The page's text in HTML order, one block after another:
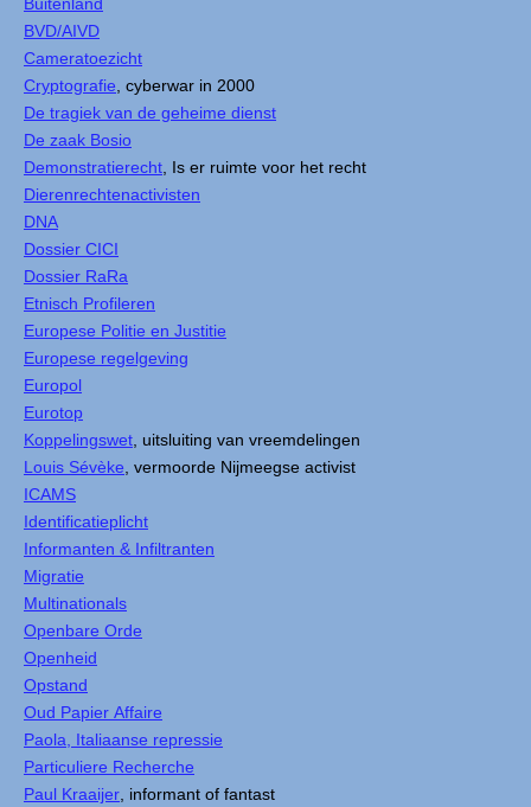
BVD/AIVD
Cameratoezicht
Cryptografie , cyberwar in 2000
De tragiek van de geheime dienst
De zaak Bosio
Demonstratierecht , Is er ruimte voor het recht
Dierenrechtenactivisten
DNA
Dossier CICI
Dossier RaRa
Etnisch Profileren
Europese Politie en Justitie
Europese regelgeving
Europol
Eurotop
Koppelingswet , uitsluiting van vreemdelingen
Louis Sévèke , vermoorde Nijmeegse activist
ICAMS
Identificatieplicht
Informanten & Infiltranten
Migratie
Multinationals
Openbare Orde
Openheid
Opstand
Oud Papier Affaire
Paola, Italiaanse repressie
Particuliere Recherche
Paul Kraaijer , informant of fantast